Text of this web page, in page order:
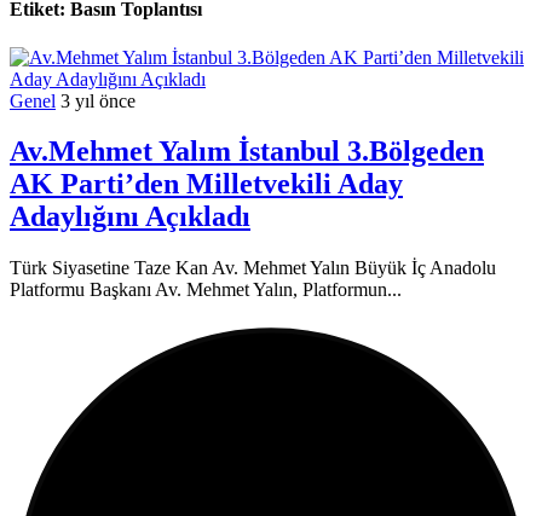
Etiket: Basın Toplantısı
Genel 3 yıl önce
Av.Mehmet Yalım İstanbul 3.Bölgeden
AK Parti’den Milletvekili Aday
Adaylığını Açıkladı
Türk Siyasetine Taze Kan Av. Mehmet Yalın Büyük İç Anadolu
Platformu Başkanı Av. Mehmet Yalın, Platformun...